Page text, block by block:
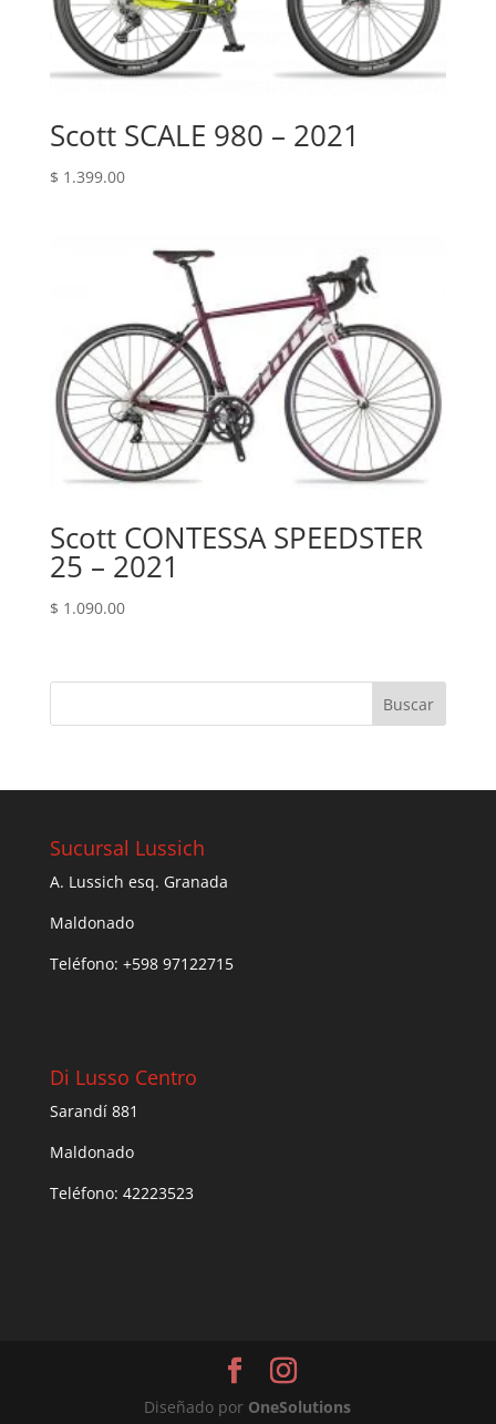
Scott SCALE 980 – 2021
$ 1.399.00
Scott CONTESSA SPEEDSTER
25 – 2021
$ 1.090.00
Sucursal Lussich
A. Lussich esq. Granada
Maldonado
Teléfono: +598 97122715
Di Lusso Centro
Sarandí 881
Maldonado
Teléfono: 42223523
Diseñado por OneSolutions